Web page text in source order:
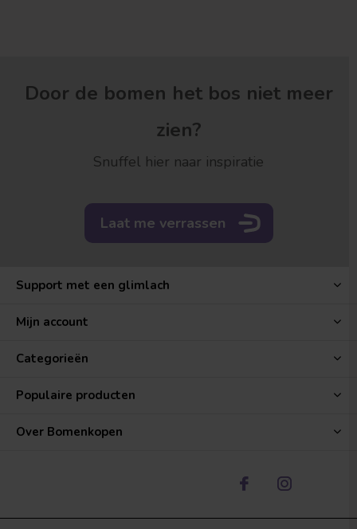
Door de bomen het bos niet meer
zien?
Snuffel hier naar inspiratie
Laat me verrassen
Support met een glimlach
Mijn account
Categorieën
Populaire producten
Over Bomenkopen